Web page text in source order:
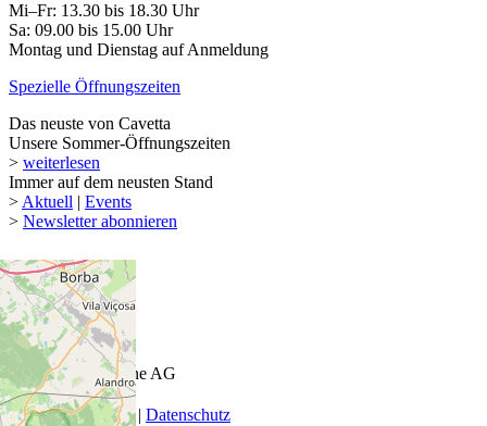
Mi–Fr: 13.30 bis 18.30 Uhr
Sa: 09.00 bis 15.00 Uhr
Montag und Dienstag auf Anmeldung
Spezielle Öffnungszeiten
Das neuste von Cavetta
Unsere Sommer-Öffnungszeiten
> weiterlesen
Immer auf dem neusten Stand
> Aktuell | Events
> Newsletter abonnieren
© 2026 Keel-Weine AG
AGB|Impressum| Datenschutz